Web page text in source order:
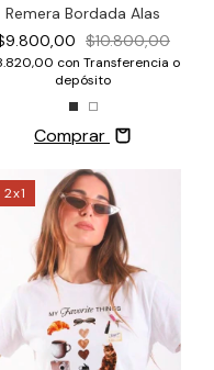
Remera Bordada Alas
$10.800,00
con Transferencia o
depósito
Comprar
2x1